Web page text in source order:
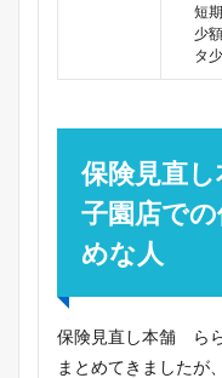
短
少
タ
保険見直
子園店で
めな人
保険見直し本舗 ら
まとめてきましたが